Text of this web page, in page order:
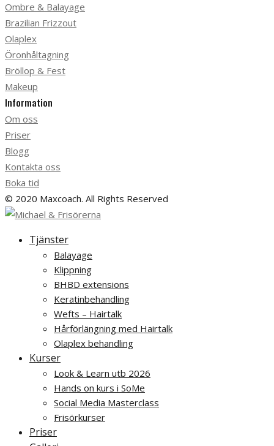
Ombre & Balayage
Brazilian Frizzout
Olaplex
Öronhåltagning
Bröllop & Fest
Makeup
Information
Om oss
Priser
Blogg
Kontakta oss
Boka tid
© 2020 Maxcoach. All Rights Reserved
Tjänster
Balayage
Klippning
BHBD extensions
Keratinbehandling
Wefts – Hairtalk
Hårförlängning med Hairtalk
Olaplex behandling
Kurser
Look & Learn utb 2026
Hands on kurs i SoMe
Social Media Masterclass
Frisörkurser
Priser